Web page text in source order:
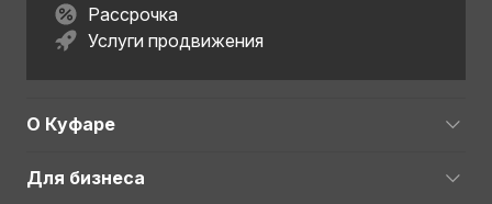
Рассрочка
Услуги продвижения
О Куфаре
Для бизнеса